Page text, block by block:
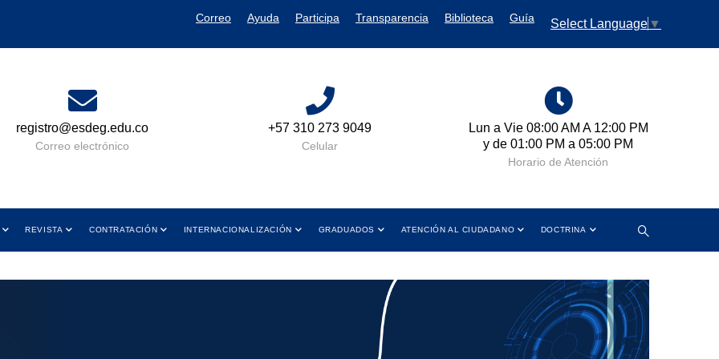
Correo Ayuda Participa Transparencia Biblioteca Guía Select Language ▼
+57 310 273 9049
Celular
Lun a Vie 08:00 AM A 12:00 PM
y de 01:00 PM a 05:00 PM
Cra 11 No. 102-50 Bogotá D.C.,
Colombia
Dirección
REVISTA CONTRATACIÓN INTERNACIONALIZACIÓN GRADUADOS ATENCIÓN AL CIUDADANO DOCTRINA